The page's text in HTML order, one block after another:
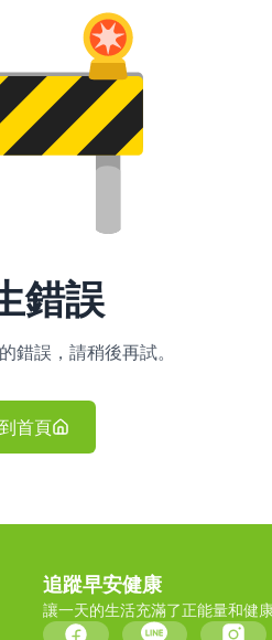
錯誤
錯誤，請稍後再試。
首頁
追蹤早安健康
讓一天的生活充滿了正能量和健